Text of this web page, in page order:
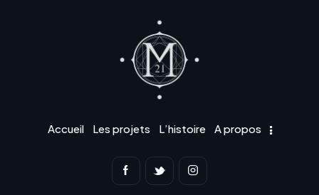
Accueil Les projets L’histoire A propos